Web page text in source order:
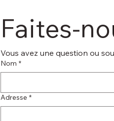
Faites-
Vous avez une question ou
Nom *
Adresse *